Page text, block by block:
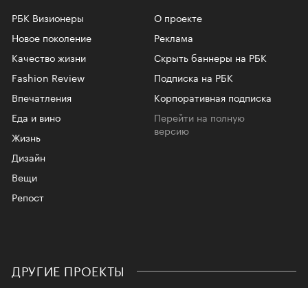
РБК Визионеры
Новое поколение
Качество жизни
Fashion Review
Впечатления
Еда и вино
Жизнь
Дизайн
Вещи
Репост
О проекте
Реклама
Скрыть баннеры на РБК
Подписка на РБК
Корпоративная подписка
Перейти на полную
версию
ДРУГИЕ ПРОЕКТЫ